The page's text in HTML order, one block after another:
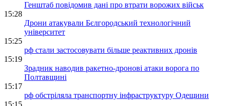
Генштаб повідомив дані про втрати ворожих військ
15:28
Дрони атакували Бєлгородський технологічний
університет
15:25
рф стали застосовувати більше реактивних дронів
15:19
Зрадник наводив ракетно-дронові атаки ворога по
Полтавщині
15:17
рф обстріляла транспортну інфраструктуру Одещини
15:15